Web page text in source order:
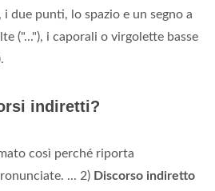
due punti, lo spazio e un segno a
("..."), i caporali o virgolette basse
indiretti?
così perché riporta
... 2) Discorso indiretto